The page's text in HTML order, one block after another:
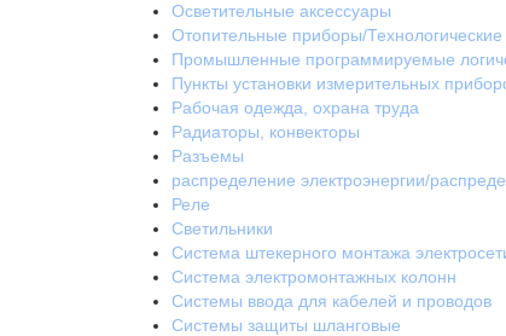
Осветительные аксессуары
Отопительные приборы/
Промышленные программируемые
Пункты установки измерительных
Рабочая одежда, охрана труда
Радиаторы, конвекторы
Разъемы
распределение электроэнергии/
Реле
Светильники
Система штекерного монтажа
Система электромонтажных колонн
Системы ввода для кабелей и проводов
Системы защиты шланговые